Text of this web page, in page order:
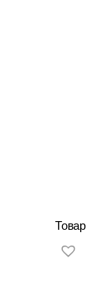
Товар